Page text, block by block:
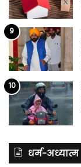
धर्म-अध्यात्म